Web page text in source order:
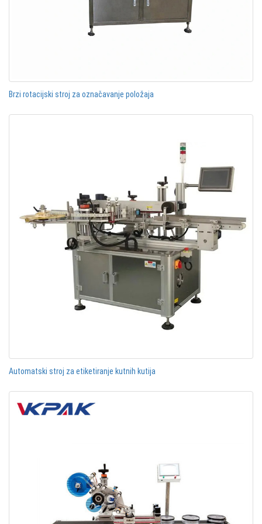
Brzi rotacijski stroj za označavanje položaja
Automatski stroj za etiketiranje kutnih kutija